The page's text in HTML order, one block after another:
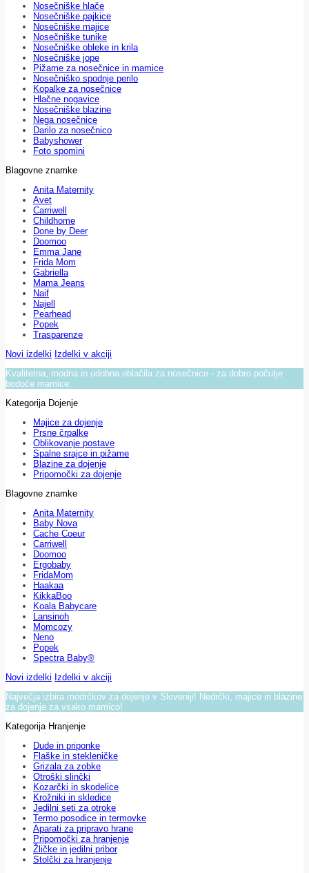
Nosečniške hlače
Nosečniške pajkice
Nosečniške majice
Nosečniške tunike
Nosečniške obleke in krila
Nosečniške jope
Pižame za nosečnice in mamice
Nosečniško spodnje perilo
Kopalke za nosečnice
Hlačne nogavice
Nosečniške blazine
Nega nosečnice
Darilo za nosečnico
Babyshower
Foto spomini
Blagovne znamke
Anita Maternity
Avet
Carriwell
Childhome
Done by Deer
Doomoo
Emma Jane
Frida Mom
Gabriella
Mama Jeans
Naif
Najell
Pearhead
Popek
Trasparenze
Novi izdelki Izdelki v akciji
Kvalitetna, modna in udobna oblačila za nosečnice - za dobro počutje
bodoče mamice.
Kategorija Dojenje
Majice za dojenje
Prsne črpalke
Oblikovanje postave
Spalne srajce in pižame
Blazine za dojenje
Pripomočki za dojenje
Blagovne znamke
Anita Maternity
Baby Nova
Cache Coeur
Carriwell
Doomoo
Ergobaby
FridaMom
Haakaa
KikkaBoo
Koala Babycare
Lansinoh
Momcozy
Neno
Popek
Spectra Baby®
Novi izdelki Izdelki v akciji
Največja izbira modrčkov za dojenje v Sloveniji! Nedrčki, majice in blazine
za dojenje za vsako mamico!
Kategorija Hranjenje
Dude in priponke
Flaške in stekleničke
Grizala za zobke
Otroški slinčki
Kozarčki in skodelice
Krožniki in skledice
Jedilni seti za otroke
Termo posodice in termovke
Aparati za pripravo hrane
Pripomočki za hranjenje
Žličke in jedilni pribor
Stolčki za hranjenje